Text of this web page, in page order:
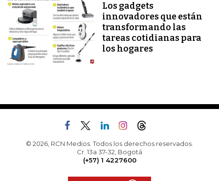
Los gadgets
innovadores que están
transformando las
tareas cotidianas para
los hogares
© 2026, RCN Medios. Todos los derechos reservados.
Cr. 13a 37-32, Bogotá
(+57) 1 4227600